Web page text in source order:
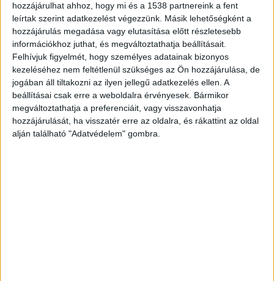
hozzájárulhat ahhoz, hogy mi és a 1538 partnereink a fent
leírtak szerint adatkezelést végezzünk. Másik lehetőségként a
hozzájárulás megadása vagy elutasítása előtt részletesebb
információkhoz juthat, és megváltoztathatja beállításait.
Felhívjuk figyelmét, hogy személyes adatainak bizonyos
kezeléséhez nem feltétlenül szükséges az Ön hozzájárulása, de
jogában áll tiltakozni az ilyen jellegű adatkezelés ellen. A
beállításai csak erre a weboldalra érvényesek. Bármikor
megváltoztathatja a preferenciáit, vagy visszavonhatja
hozzájárulását, ha visszatér erre az oldalra, és rákattint az oldal
alján található "Adatvédelem" gombra.
Gyománál, az egyébként néhány éve felújított
pályán. A mozdonyból és öt kocsiból álló
szerelvény négy kocsija kisiklott – írja Vitézy
Dávid, közeledési és beruházási miniszter.A
BudapestKörnyéke.hu hírportál legfrissebb híreit
ide kattintva éred el! A Facebookon már 700
ezernél is többen követik a portáljainkat,
köszönjük, hogy most te is minket olvasol!